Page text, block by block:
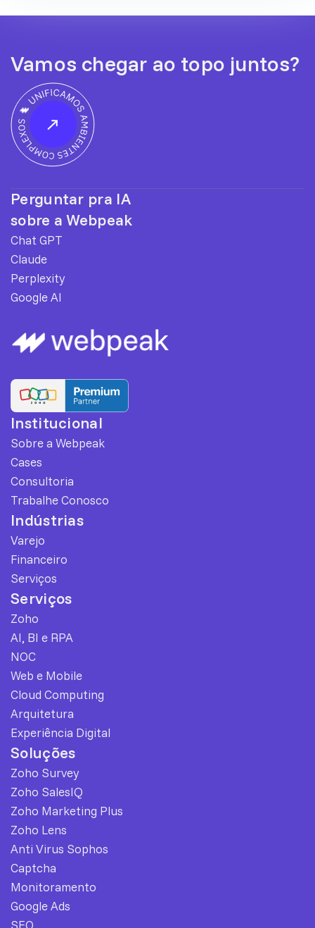
Vamos chegar ao topo juntos?
Perguntar pra IA
sobre a Webpeak
Chat GPT
Claude
Perplexity
Google AI
Institucional
Sobre a Webpeak
Cases
Consultoria
Trabalhe Conosco
Indústrias
Varejo
Financeiro
Serviços
Serviços
Zoho
AI, BI e RPA
NOC
Web e Mobile
Cloud Computing
Arquitetura
Experiência Digital
Soluções
Zoho Survey
Zoho SalesIQ
Zoho Marketing Plus
Zoho Lens
Anti Virus Sophos
Captcha
Monitoramento
Google Ads
SEO